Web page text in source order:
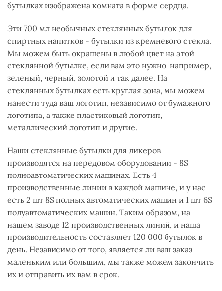
бутылках изображена комната в форме сердца.
Эти 700 мл необычных стеклянных бутылок для
спиртных напитков - бутылки из кремневого стекла.
Мы можем быть окрашены в любой цвет на этой
стеклянной бутылке, если вам это нужно, например,
зеленый, черный, золотой и так далее. На
стеклянных бутылках есть круглая зона, мы можем
нанести туда ваш логотип, независимо от бумажного
логотипа, а также пластиковый логотип,
металлический логотип и другие.
Наши стеклянные бутылки для ликеров
производятся на передовом оборудовании - 8S
полноавтоматических машинах. Есть 4
производственные линии в каждой машине, и у нас
есть 2 шт 8S полных автоматических машин и 1 шт 6S
полуавтоматических машин. Таким образом, на
нашем заводе 12 производственных линий, и наша
производительность составляет 120 000 бутылок в
день. Независимо от того, является ли ваш заказ
маленьким или большим, мы также можем закончить
их и отправить их вам в срок.